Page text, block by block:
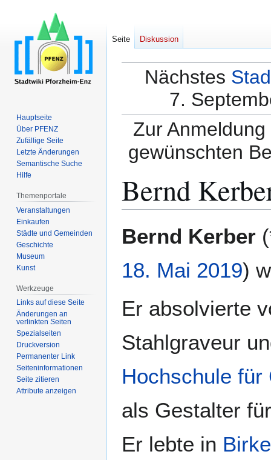
Nächstes
7.
Zur
gewünschten
Bernd
Navigation
Suche
Bernd Kerber
18. Mai 2019)
Er absolvierte
Stahlgraveur
Hochschule für
als Gestalter
Er lebte in
Seite Diskussion
Hauptseite
Über PFENZ
Zufällige Seite
Letzte Änderungen
Semantische Suche
Hilfe
Themenportale
Veranstaltungen
Einkaufen
Städte und Gemeinden
Geschichte
Museum
Kunst
Werkzeuge
Links auf diese Seite
Änderungen an
verlinkten Seiten
Spezialseiten
Druckversion
Permanenter Link
Seiten­­informationen
Seite zitieren
Attribute anzeigen